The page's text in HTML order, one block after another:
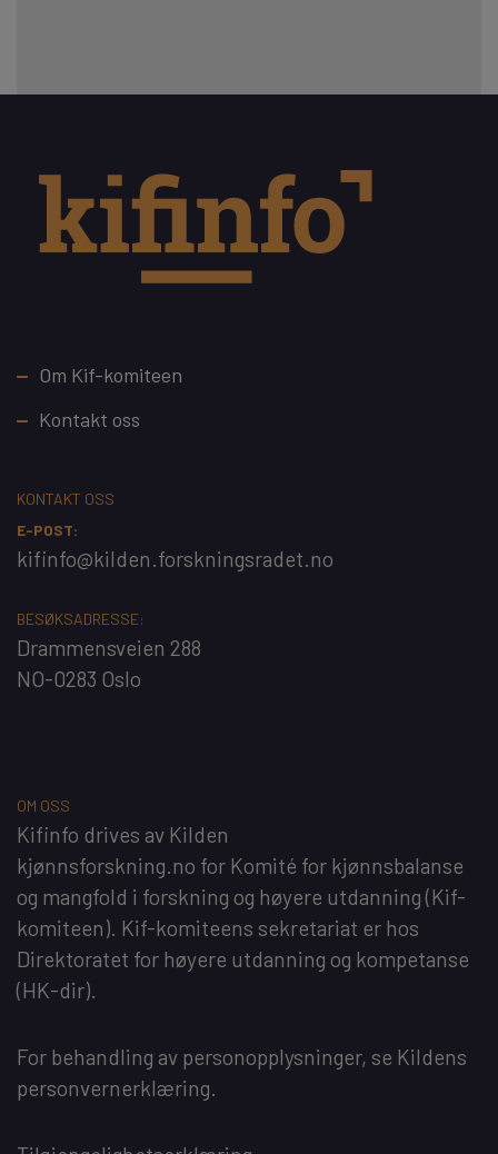
Footer
Om Kif-komiteen
Kontakt oss
KONTAKT OSS
E-POST:
kifinfo@kilden.forskningsradet.no
BESØKSADRESSE:
Drammensveien 288
NO-0283 Oslo
OM OSS
Kifinfo drives av Kilden
kjønnsforskning.no for Komité for kjønnsbalanse
og mangfold i forskning og høyere utdanning(Kif-
komiteen). Kif-komiteens sekretariat er hos
Direktoratet for høyere utdanning og kompetanse
(HK-dir)
For behandling av personopplysninger, se Kildens
personvernerklæring